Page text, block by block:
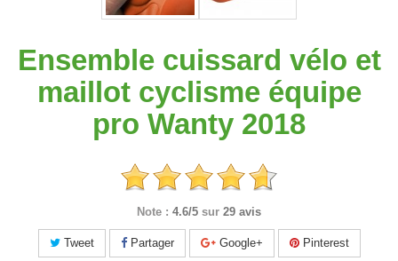
Ensemble cuissard vélo et
maillot cyclisme équipe
pro Wanty 2018
Note : 4.6/5 sur 29 avis
Tweet Partager Google+ Pinterest